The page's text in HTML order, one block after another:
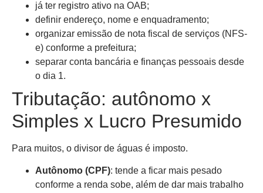
já ter registro ativo na OAB;
definir endereço, nome e enquadramento;
organizar emissão de nota fiscal de serviços (NFS-
e) conforme a prefeitura;
separar conta bancária e finanças pessoais desde
o dia 1.
Tributação: autônomo x
Simples x Lucro Presumido
Para muitos, o divisor de águas é imposto.
Autônomo (CPF): tende a ficar mais pesado
conforme a renda sobe, além de dar mais trabalho